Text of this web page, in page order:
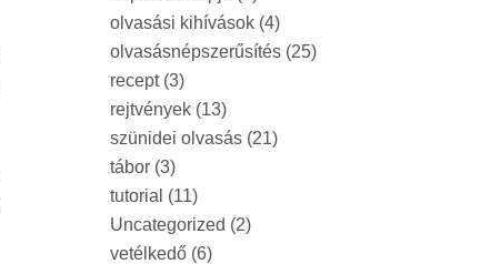
olvasási kihívások (4)
olvasásnépszerűsítés (25)
recept(3)
rejtvények (13)
szünidei olvasás (21)
tábor (3)
tutorial (11)
Uncategorized (2)
vetélkedő (6)